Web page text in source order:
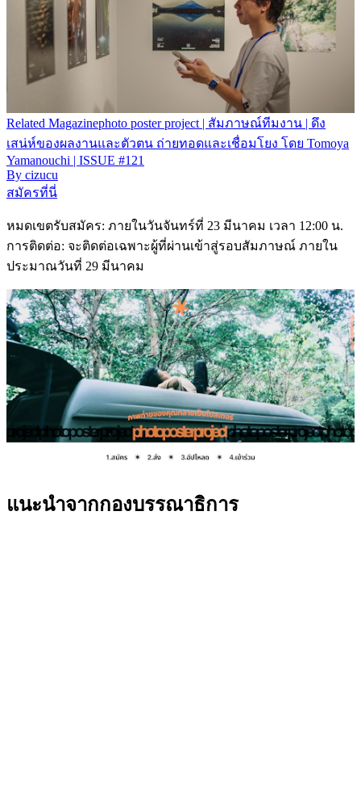
Related Magazinephoto poster project | สัมภาษณ์ทีมงาน | ดึง
เสน่ห์ของผลงานและตัวตน ถ่ายทอดและเชื่อมโยง โดย Tomoya
Yamanouchi | ISSUE #121
By cizucu
สมัครที่นี่
หมดเขตรับสมัคร: ภายในวันจันทร์ที่ 23 มีนาคม เวลา 12:00 น.
การติดต่อ: จะติดต่อเฉพาะผู้ที่ผ่านเข้าสู่รอบสัมภาษณ์ ภายใน
ประมาณวันที่ 29 มีนาคม
แนะนำจากกองบรรณาธิการ